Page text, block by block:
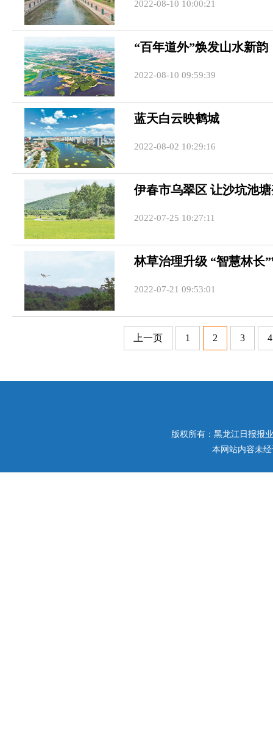
2022-08-10 10:00:21
“百年道外”焕发山水新韵
2022-08-10 09:59:39
蓝天白云映鹤城
2022-08-02 10:29:16
伊春市乌翠区 让沙坑池
2022-07-25 10:27:11
林草治理升级 “智慧林长
2022-07-21 09:53:01
上一页 1 2 3 4
版权所有：黑龙江日报报
本网站内容未